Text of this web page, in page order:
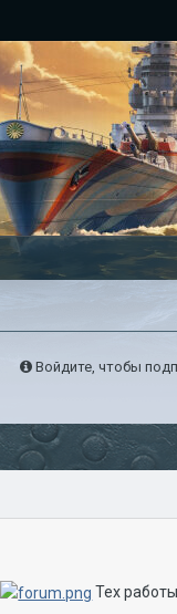
Войдите, чтобы
Тех